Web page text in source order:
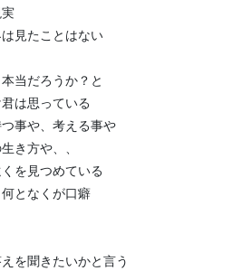
見たことはない
当だろうか？と
は思っている
事や、考える事や
き方や、、
を見つめている
となくが口癖
を聞きたいかと言う